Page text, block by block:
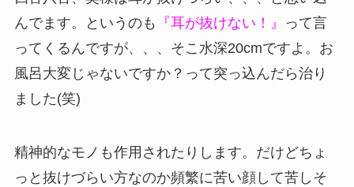
んでます。というのも
『耳が抜けない！』
って言
ってくるんですが、、、そこ水深20cmですよ。お
風呂大変じゃないですか？って突っ込んだら治り
ました(笑)
精神的なモノも作用されたりします。だけどちょ
っと抜けづらい方なのか頻繁に苦い顔して苦しそ